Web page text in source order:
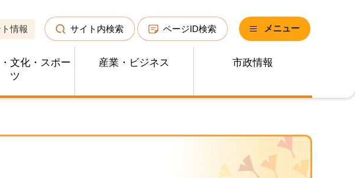
情報 サイト内検索 ページID検索 メニュー
文化・スポー
ツ
産業・ビジネス 市政情報